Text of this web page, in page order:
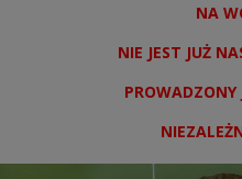
NA
NIE JEST JUŻ
PROWADZONY